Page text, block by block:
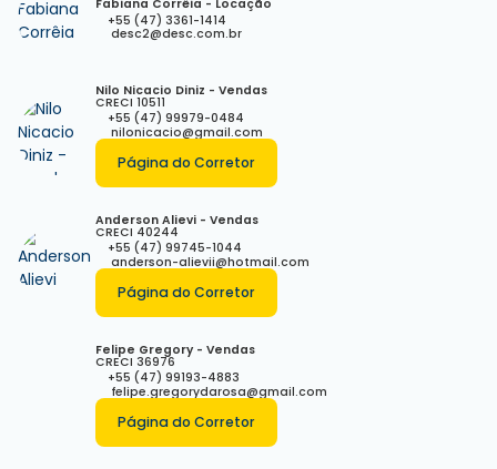
Fabiana Corrêia - Locação
+55 (47) 3361-1414
desc2@desc.com.br
Nilo Nicacio Diniz - Vendas
CRECI 10511
+55 (47) 99979-0484
nilonicacio@gmail.com
Página do Corretor
Anderson Alievi - Vendas
CRECI 40244
+55 (47) 99745-1044
anderson-alievii@hotmail.com
Página do Corretor
Felipe Gregory - Vendas
CRECI 36976
+55 (47) 99193-4883
felipe.gregorydarosa@gmail.com
Página do Corretor